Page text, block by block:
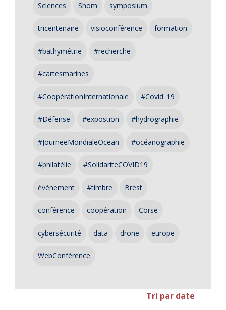
Sciences Shom symposium
tricentenaire visioconférence formation
#bathymétrie #recherche
#cartesmarines
#CoopérationInternationale #Covid_19
#Défense #expostion #hydrographie
#JourneeMondialeOcean #océanographie
#philatélie #SolidariteCOVID19
événement #timbre Brest
conférence coopération Corse
cybersécurité data drone europe
WebConférence
Tri par date